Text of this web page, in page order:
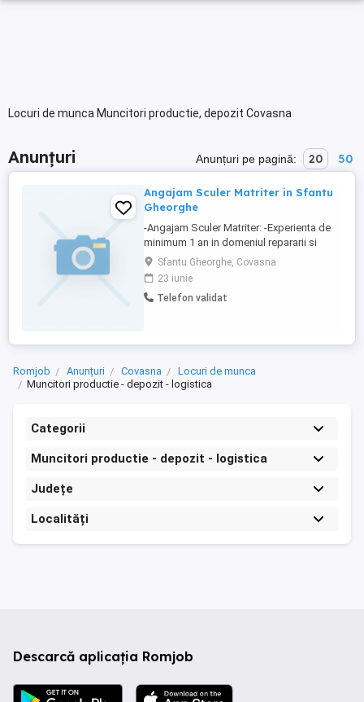
Locuri de munca Muncitori productie, depozit Covasna
Anunțuri Anunțuri pe pagină: 20 50
Angajam Sculer Matriter in Sfantu
Gheorghe
-Angajam Sculer Matriter: -Experienta de
minimum 1 an in domeniul repararii si
intretinerii
matritelor,stantelor,dispozitivelor si
instrumentelor necesare in procesele de
productie industriala. -Disponibilitate de
activitate imediat -Salariu ...
Sfantu Gheorghe, Covasna
23 iunie
Telefon validat
Romjob Anunțuri Covasna
Locuri de munca
Muncitori productie - depozit - logistica
Categorii
Muncitori productie - depozit - logistica
Județe
Localități
Descarcă aplicația Romjob